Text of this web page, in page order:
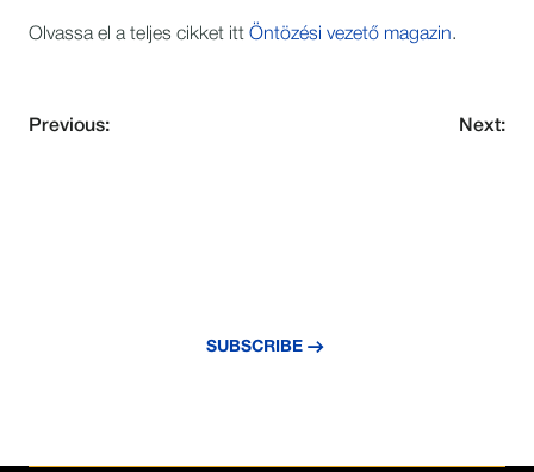
Olvassa el a teljes cikket itt Öntözési vezető magazin.
Previous: Next:
SUBSCRIBE